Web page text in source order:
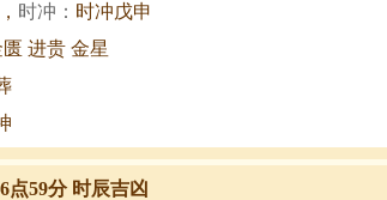
时冲： 时冲戊申
进贵 金星
点59分 时辰吉凶